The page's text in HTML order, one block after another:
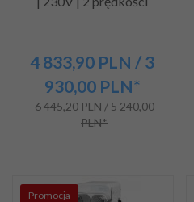
4 833,90 PLN / 3
930,00 PLN*
6 445,20 PLN / 5 240,00
PLN*
Promocja